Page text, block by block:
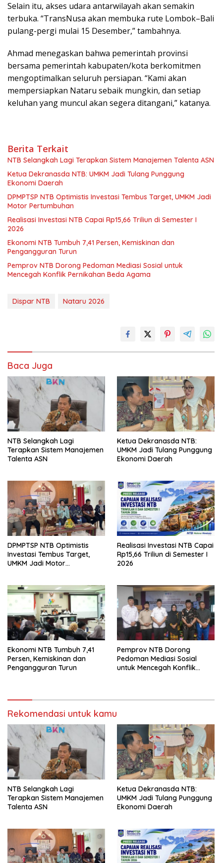
Selain itu, akses udara antarwilayah akan semakin
terbuka. “TransNusa akan membuka rute Lombok–Bali
pulang-pergi mulai 15 Desember,” tambahnya.
Ahmad menegaskan bahwa pemerintah provinsi
bersama pemerintah kabupaten/kota berkomitmen
mengoptimalkan seluruh persiapan. “Kami akan
mempersiapkan Nataru sebaik mungkin, dan setiap
keluhan yang muncul akan segera ditangani,” katanya.
Berita Terkait
NTB Selangkah Lagi Terapkan Sistem Manajemen Talenta ASN
Ketua Dekranasda NTB: UMKM Jadi Tulang Punggung
Ekonomi Daerah
DPMPTSP NTB Optimistis Investasi Tembus Target, UMKM Jadi
Motor Pertumbuhan
Realisasi Investasi NTB Capai Rp15,66 Triliun di Semester I
2026
Ekonomi NTB Tumbuh 7,41 Persen, Kemiskinan dan
Pengangguran Turun
Pemprov NTB Dorong Pedoman Mediasi Sosial untuk
Mencegah Konflik Pernikahan Beda Agama
Dispar NTB Nataru 2026
Baca Juga
NTB Selangkah Lagi
Terapkan Sistem Manajemen
Talenta ASN
Ketua Dekranasda NTB:
UMKM Jadi Tulang Punggung
Ekonomi Daerah
DPMPTSP NTB Optimistis
Investasi Tembus Target,
UMKM Jadi Motor
Realisasi Investasi NTB Capai
Rp15,66 Triliun di Semester I
2026
Ekonomi NTB Tumbuh 7,41
Persen, Kemiskinan dan
Pengangguran Turun
Pemprov NTB Dorong
Pedoman Mediasi Sosial
untuk Mencegah Konflik
Rekomendasi untuk kamu
NTB Selangkah Lagi
Terapkan Sistem Manajemen
Talenta ASN
Ketua Dekranasda NTB:
UMKM Jadi Tulang Punggung
Ekonomi Daerah